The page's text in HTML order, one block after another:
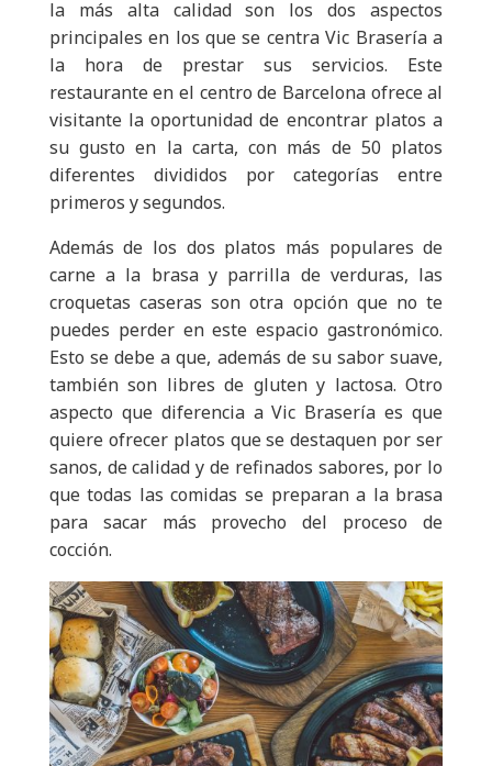
la más alta calidad son los dos aspectos
principales en los que se centra Vic Brasería a
la hora de prestar sus servicios. Este
restaurante en el centro de Barcelona ofrece al
visitante la oportunidad de encontrar platos a
su gusto en la carta, con más de 50 platos
diferentes divididos por categorías entre
primeros y segundos.
Además de los dos platos más populares de
carne a la brasa y parrilla de verduras, las
croquetas caseras son otra opción que no te
puedes perder en este espacio gastronómico.
Esto se debe a que, además de su sabor suave,
también son libres de gluten y lactosa. Otro
aspecto que diferencia a Vic Brasería es que
quiere ofrecer platos que se destaquen por ser
sanos, de calidad y de refinados sabores, por lo
que todas las comidas se preparan a la brasa
para sacar más provecho del proceso de
cocción.